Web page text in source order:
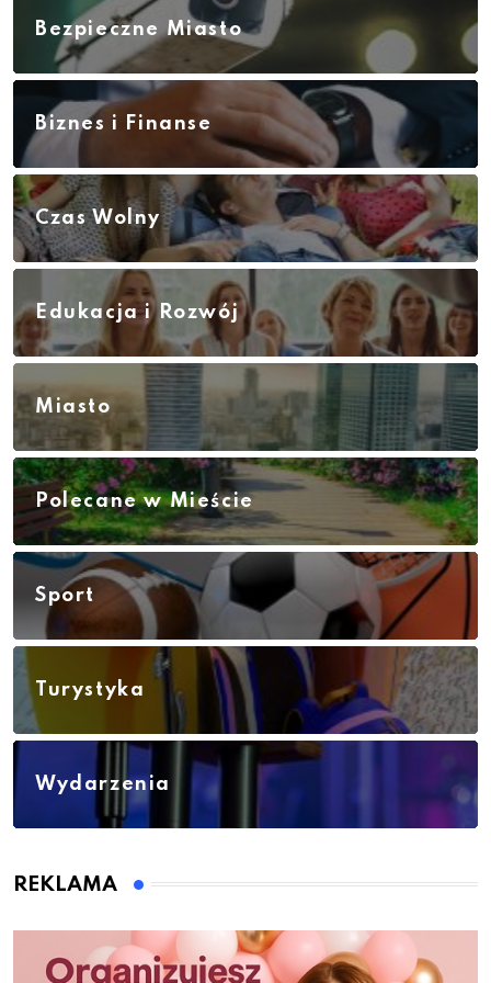
Bezpieczne Miasto
Biznes i Finanse
Czas Wolny
Edukacja i Rozwój
Miasto
Polecane w Mieście
Sport
Turystyka
Wydarzenia
REKLAMA